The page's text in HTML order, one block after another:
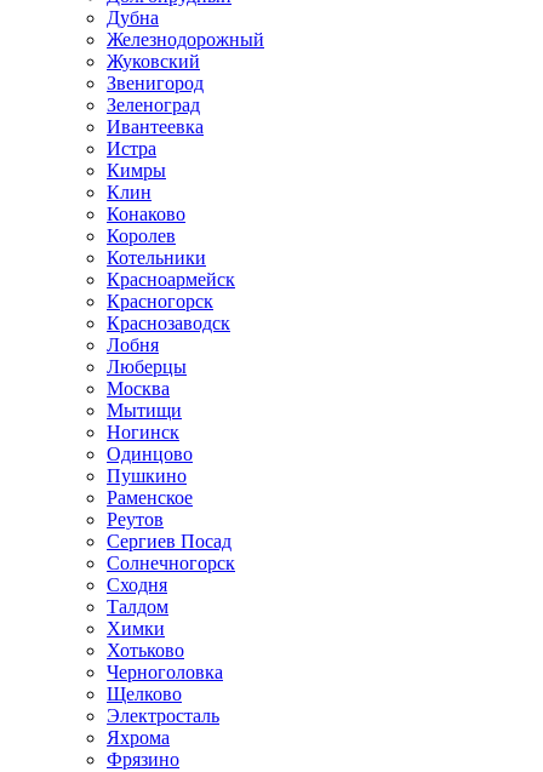
Дубна
Железнодорожный
Жуковский
Звенигород
Зеленоград
Ивантеевка
Истра
Кимры
Клин
Конаково
Королев
Котельники
Красноармейск
Красногорск
Краснозаводск
Лобня
Люберцы
Москва
Мытищи
Ногинск
Одинцово
Пушкино
Раменское
Реутов
Сергиев Посад
Солнечногорск
Сходня
Талдом
Химки
Хотьково
Черноголовка
Щелково
Электросталь
Яхрома
Фрязино